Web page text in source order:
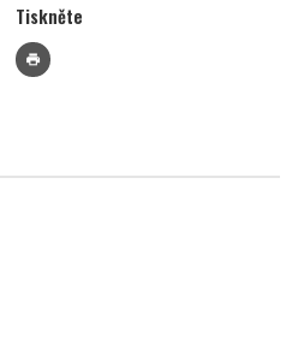
Tiskněte
print